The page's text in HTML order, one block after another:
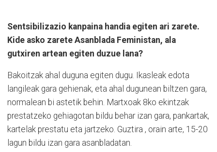
Sentsibilizazio kanpaina handia egiten ari zarete.
Kide asko zarete Asanblada Feministan, ala
gutxiren artean egiten duzue lana?
Bakoitzak ahal duguna egiten dugu. Ikasleak edota
langileak gara gehienak, eta ahal dugunean biltzen gara,
normalean bi astetik behin. Martxoak 8ko ekintzak
prestatzeko gehiagotan bildu behar izan gara, pankartak,
kartelak prestatu eta jartzeko. Guztira , orain arte, 15-20
lagun bildu izan gara asanbladatan.